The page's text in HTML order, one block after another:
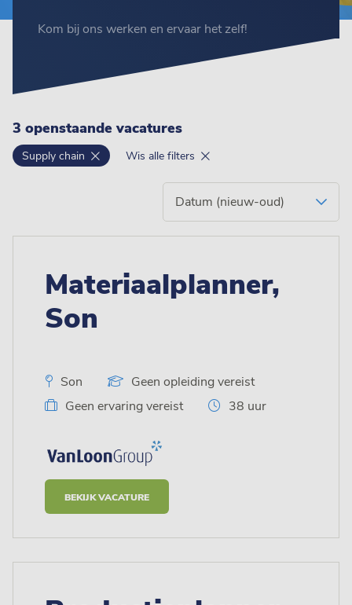
Kom bij ons werken en ervaar het zelf!
3 openstaande vacatures
Supply chain Wis alle filters
Materiaalplanner,
Son
Son
Geen opleiding vereist
Geen ervaring vereist
38 uur
BEKIJK VACATURE